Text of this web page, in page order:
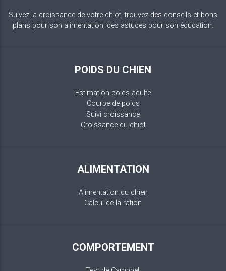
Suivez la croissance de votre chiot, trouvez des conseils et bons
plans pour son alimentation, des astuces pour son éducation.
POIDS DU CHIEN
Estimation poids adulte
Courbe de poids
Suivi croissance
Croissance du chiot
ALIMENTATION
Alimentation du chien
Calcul de la ration
COMPORTEMENT